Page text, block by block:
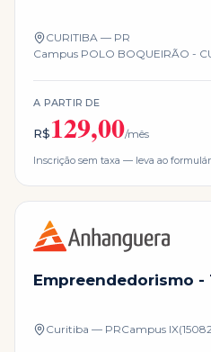
CURITIBA — PR
Campus POLO BOQUEIRÃO -
A PARTIR DE
R$129,00/mês
Inscrição sem taxa — leva ao
Empreendedorismo -
Curitiba — PRCampus